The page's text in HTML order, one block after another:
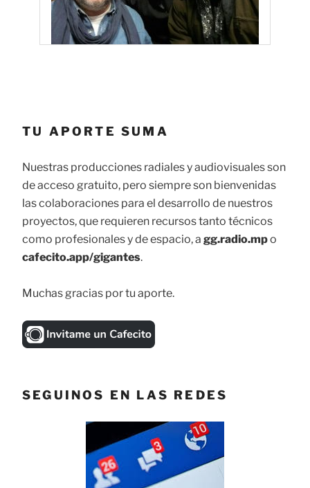
TU APORTE SUMA
Nuestras producciones radiales y audiovisuales son
de acceso gratuito, pero siempre son bienvenidas
las colaboraciones para el desarrollo de nuestros
proyectos, que requieren recursos tanto técnicos
como profesionales y de espacio, a gg.radio.mpo
cafecito.app/gigantes.
Muchas gracias por tu aporte.
SEGUINOS EN LAS REDES